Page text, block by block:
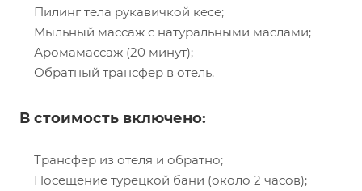
Пилинг тела рукавичкой кесе;
Мыльный массаж с натуральными маслами;
Аромамассаж (20 минут);
Обратный трансфер в отель.
В стоимость включено:
Трансфер из отеля и обратно;
Посещение турецкой бани (около 2 часов);